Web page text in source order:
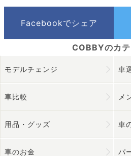
モデルチェンジ 車
車比較 メ
用品・グッズ 車
車のお金 パ